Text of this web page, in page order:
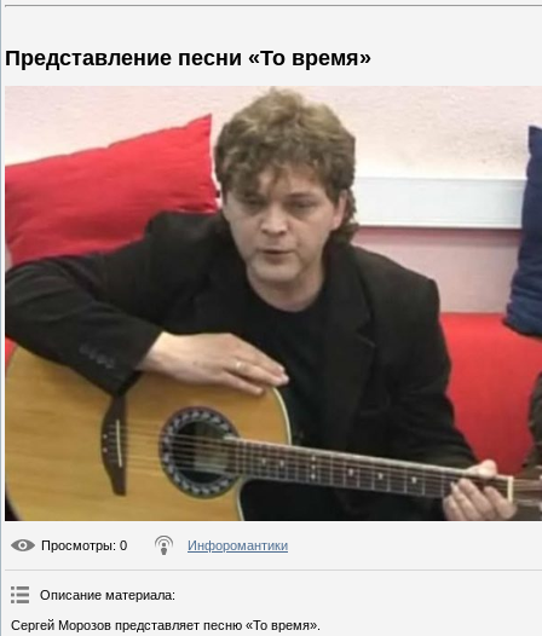
Представление песни «То время»
Просмотры: 0 Инфоромантики
Описание материала:
Сергей Морозов представляет песню «То время».